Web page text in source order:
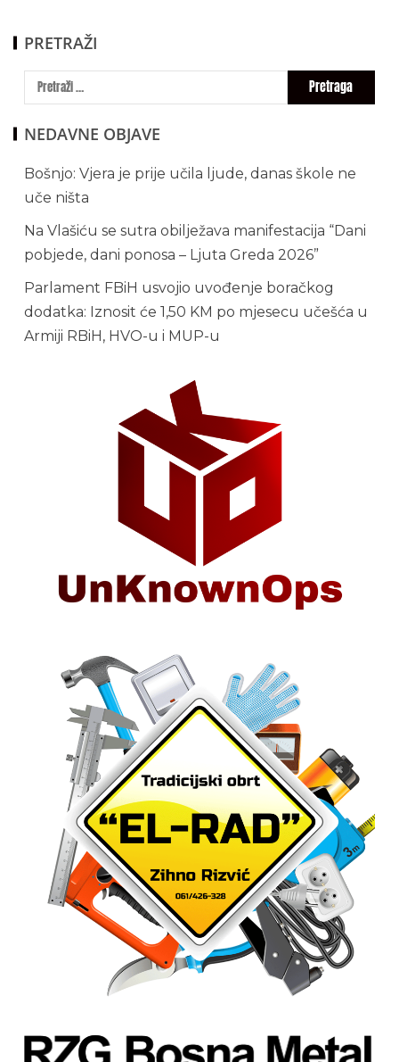
PRETRAŽI
NEDAVNE OBJAVE
Bošnjo: Vjera je prije učila ljude, danas škole ne
uče ništa
Na Vlašiću se sutra obilježava manifestacija “Dani
pobjede, dani ponosa – Ljuta Greda 2026”
Parlament FBiH usvojio uvođenje boračkog
dodatka: Iznosit će 1,50 KM po mjesecu učešća u
Armiji RBiH, HVO-u i MUP-u